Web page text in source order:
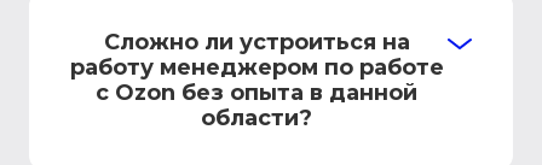
Сложно ли устроиться на
работу менеджером по работе
с Ozon без опыта в данной
области?